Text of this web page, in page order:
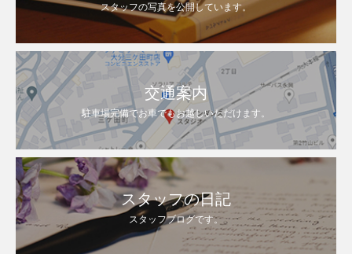
スタッフの写真を公開しています。
交通案内
駐車場完備でお車でもお越しいただけます。
スタッフの日記
スタッフブログです。